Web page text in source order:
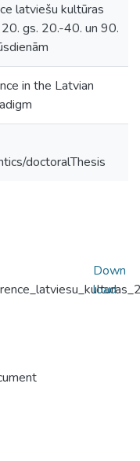
latviešu kultūras
gs. 20.-40. un 90.
in the Latvian
doctoralThesis
Down
load